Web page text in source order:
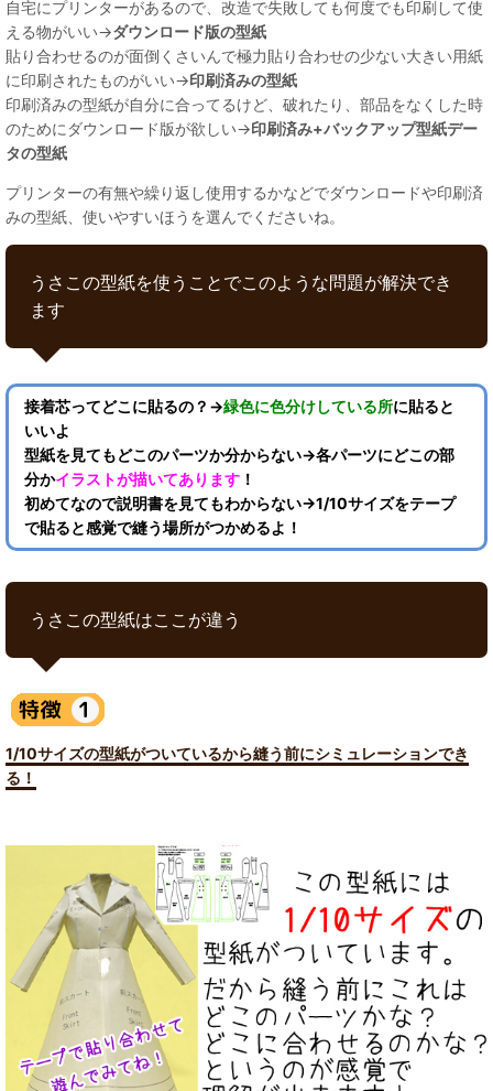
自宅にプリンターがあるので、改造で失敗しても何度でも印刷して使
える物がいい→ダウンロード版の型紙
貼り合わせるのが面倒くさいんで極力貼り合わせの少ない大きい用紙
に印刷されたものがいい→印刷済みの型紙
印刷済みの型紙が自分に合ってるけど、破れたり、部品をなくした時
のためにダウンロード版が欲しい→印刷済み+バックアップ型紙デー
タの型紙
プリンターの有無や繰り返し使用するかなどでダウンロードや印刷済
みの型紙、使いやすいほうを選んでくださいね。
うさこの型紙を使うことでこのような問題が解決でき
ます
接着芯ってどこに貼るの？→緑色に色分けしている所に貼ると
いいよ
型紙を見てもどこのパーツか分からない→各パーツにどこの部
分かイラストが描いてあります ！
初めてなので説明書を見てもわからない→1/10サイズをテープ
で貼ると感覚で縫う場所がつかめるよ！
うさこの型紙はここが違う
1/10サイズの型紙がついているから縫う前にシミュレーションでき
る！